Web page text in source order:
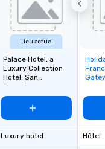
Lieu actuel
Palace Hotel, a
Luxury Collection
Hotel, San
Francisco
Luxury hotel Hôtel